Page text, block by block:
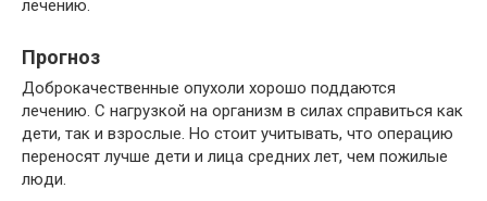
лечению.
Прогноз
Доброкачественные опухоли хорошо поддаются
лечению. С нагрузкой на организм в силах справиться как
дети, так и взрослые. Но стоит учитывать, что операцию
переносят лучше дети и лица средних лет, чем пожилые
люди.